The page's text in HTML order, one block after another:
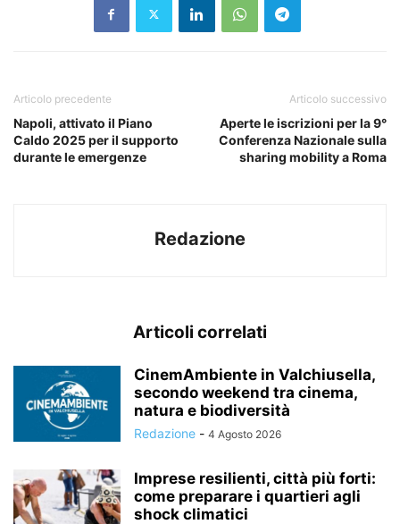
Articolo precedente
Napoli, attivato il Piano
Caldo 2025 per il supporto
durante le emergenze
Articolo successivo
Aperte le iscrizioni per la 9°
Conferenza Nazionale sulla
sharing mobility a Roma
Redazione
Articoli correlati
CinemAmbiente in Valchiusella,
secondo weekend tra cinema,
natura e biodiversità
Redazione - 4 Agosto 2026
Imprese resilienti, città più forti:
come preparare i quartieri agli
shock climatici